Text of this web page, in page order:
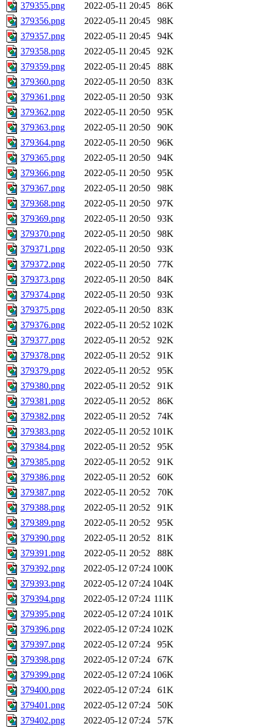
379355.png 2022-05-11 20:45
86K
379356.png
2022-05-11 20:45
98K
379357.png
2022-05-11 20:45
94K
379358.png
2022-05-11 20:45
92K
379359.png
2022-05-11 20:45
88K
379360.png
2022-05-11 20:50
83K
379361.png
2022-05-11 20:50
93K
379362.png
2022-05-11 20:50
95K
379363.png
2022-05-11 20:50
90K
379364.png
2022-05-11 20:50
96K
379365.png
2022-05-11 20:50
94K
379366.png
2022-05-11 20:50
95K
379367.png
2022-05-11 20:50
98K
379368.png
2022-05-11 20:50
97K
379369.png
2022-05-11 20:50
93K
379370.png
2022-05-11 20:50
98K
379371.png
2022-05-11 20:50
93K
379372.png
2022-05-11 20:50
77K
379373.png
2022-05-11 20:50
84K
379374.png
2022-05-11 20:50
93K
379375.png
2022-05-11 20:50
83K
379376.png
2022-05-11 20:52 102K
379377.png
2022-05-11 20:52
92K
379378.png
2022-05-11 20:52
91K
379379.png
2022-05-11 20:52
95K
379380.png
2022-05-11 20:52
91K
379381.png
2022-05-11 20:52
86K
379382.png
2022-05-11 20:52
74K
379383.png
2022-05-11 20:52 101K
379384.png
2022-05-11 20:52
95K
379385.png
2022-05-11 20:52
91K
379386.png
2022-05-11 20:52
60K
379387.png
2022-05-11 20:52
70K
379388.png
2022-05-11 20:52
91K
379389.png
2022-05-11 20:52
95K
379390.png
2022-05-11 20:52
81K
379391.png
2022-05-11 20:52
88K
379392.png
2022-05-12 07:24 100K
379393.png
2022-05-12 07:24 104K
379394.png
2022-05-12 07:24 111K
379395.png
2022-05-12 07:24 101K
379396.png
2022-05-12 07:24 102K
379397.png
2022-05-12 07:24
95K
379398.png
2022-05-12 07:24
67K
379399.png
2022-05-12 07:24 106K
379400.png
2022-05-12 07:24
61K
379401.png
2022-05-12 07:24
50K
379402.png
2022-05-12 07:24
57K